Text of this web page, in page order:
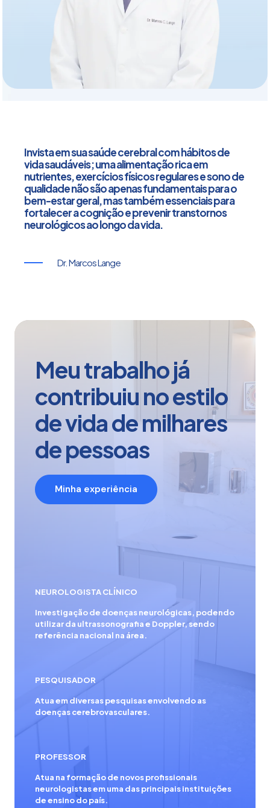
Invista em sua saúde cerebral com hábitos de
vida saudáveis; uma alimentação rica em
nutrientes, exercícios físicos regulares e sono de
qualidade não são apenas fundamentais para o
bem-estar geral, mas também essenciais para
fortalecer a cognição e prevenir transtornos
neurológicos ao longo da vida.
Dr. Marcos Lange
Meu trabalho já
contribuiu no estilo
de vida de milhares
de pessoas
Minha experiência
NEUROLOGISTA CLÍNICO
Investigação de doenças neurológicas, podendo
utilizar da ultrassonografia e Doppler, sendo
referência nacional na área.
PESQUISADOR
Atua em diversas pesquisas envolvendo as
doenças cerebrovasculares.
PROFESSOR
Atua na formação de novos profissionais
neurologistas em uma das principais instituições
de ensino do país.